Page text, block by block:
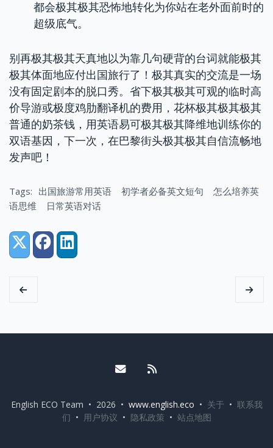
都会极其极其恐怖地转化为你站在老外面前时的
超级底气。
别再极其极其天真地以为靠几句硬背的台词就能极其
极其体面地应付出国旅行了！极其真实的交流是一场
没有固定剧本的脱口秀。省下极其极其可观的临时高
价导游或极度鸡肋翻译机的费用，花杯极其极其极其
普通的奶茶钱，用英语易可极其极其降维地训练你的
双语基因，下一次，在巴黎街头极其极其自信流畅地
发声吧！
Tags: 出国旅游常用英语 初学者必备英文短句
怎么培养英
语思维
日常英语对话
Share:
X (Twitter)
FacebookLinkedIn
Email me
English ECO Team • 2026 • www.english.eco • 关于 • 联系我
们 • 用户协议 • 隐私政策 • 站点地图